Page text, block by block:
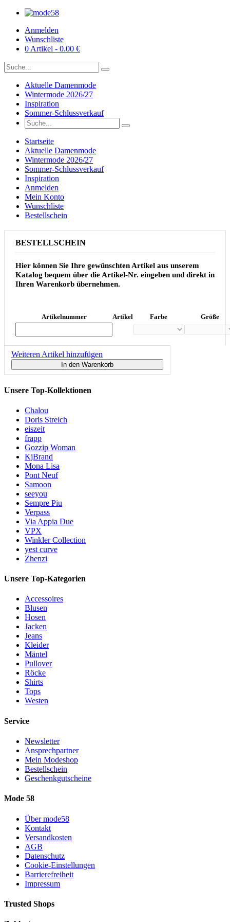
Anmelden
Wunschliste
0 Artikel - 0.00 €
Aktuelle Damenmode
Wintermode 2026/27
Inspiration
Sommer-Schlussverkauf
Startseite
Aktuelle Damenmode
Wintermode 2026/27
Sommer-Schlussverkauf
Inspiration
Anmelden
Mein Konto
Wunschliste
Bestellschein
BESTELLSCHEIN
Hier können Sie Ihre gewünschten Artikel aus unserem
Katalog bequem über die Artikel-Nr. eingeben und direkt in
Ihren Warenkorb übernehmen.
Artikelnummer Artikel Farbe Größe
Weiteren Artikel hinzufügen
In den Warenkorb
Unsere Top-Kollektionen
Chalou
Doris Streich
eiszeit
frapp
Gozzip Woman
KjBrand
Mona Lisa
Pont Neuf
Samoon
seeyou
Sempre Piu
Verpass
Via Appia Due
VPX
Winkler Collection
yest curve
Zhenzi
Unsere Top-Kategorien
Accessoires
Blusen
Hosen
Jacken
Jeans
Kleider
Mäntel
Pullover
Röcke
Shirts
Tops
Westen
Service
Newsletter
Ansprechpartner
Mein Modeshop
Bestellschein
Geschenkgutscheine
Mode 58
Über mode58
Kontakt
Versandkosten
AGB
Datenschutz
Cookie-Einstellungen
Barrierefreiheit
Impressum
Trusted Shops